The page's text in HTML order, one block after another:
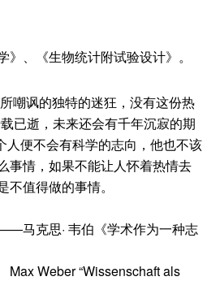
、《生物统计附试验设计》。
嘲讽的独特的迷狂，没有这份热
已逝，未来还会有千年沉寂的期
便不会有科学的志向，他也不该
事情，如果不能让人怀着热情去
值得做的事情。
《学术作为一种志
als